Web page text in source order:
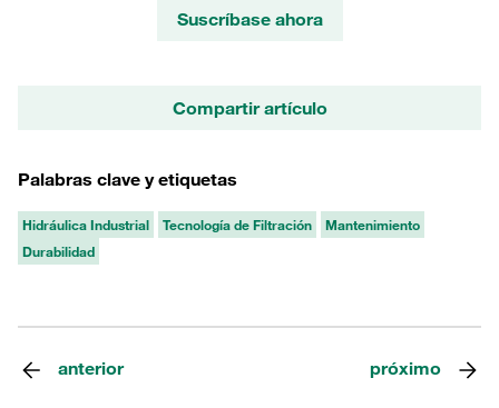
Suscríbase ahora
Compartir artículo
Palabras clave y etiquetas
Hidráulica Industrial Tecnología de Filtración
Mantenimiento
Durabilidad
anterior próximo